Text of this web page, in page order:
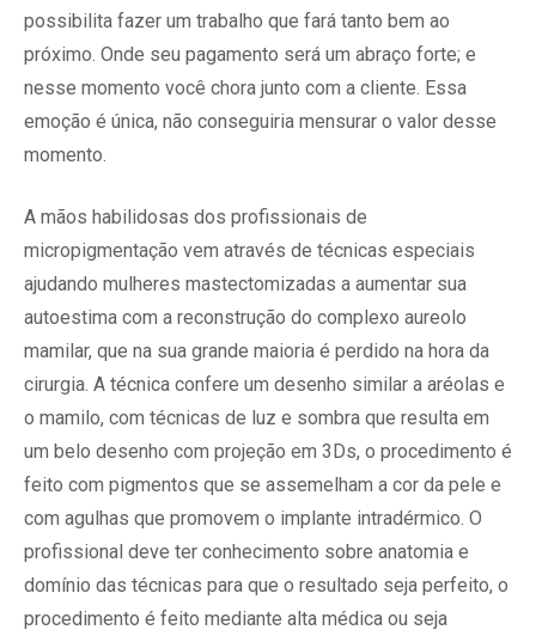
possibilita fazer um trabalho que fará tanto bem ao
próximo. Onde seu pagamento será um abraço forte; e
nesse momento você chora junto com a cliente. Essa
emoção é única, não conseguiria mensurar o valor desse
momento.
A mãos habilidosas dos profissionais de
micropigmentação vem através de técnicas especiais
ajudando mulheres mastectomizadas a aumentar sua
autoestima com a reconstrução do complexo aureolo
mamilar, que na sua grande maioria é perdido na hora da
cirurgia. A técnica confere um desenho similar a aréolas e
o mamilo, com técnicas de luz e sombra que resulta em
um belo desenho com projeção em 3Ds, o procedimento é
feito com pigmentos que se assemelham a cor da pele e
com agulhas que promovem o implante intradérmico. O
profissional deve ter conhecimento sobre anatomia e
domínio das técnicas para que o resultado seja perfeito, o
procedimento é feito mediante alta médica ou seja